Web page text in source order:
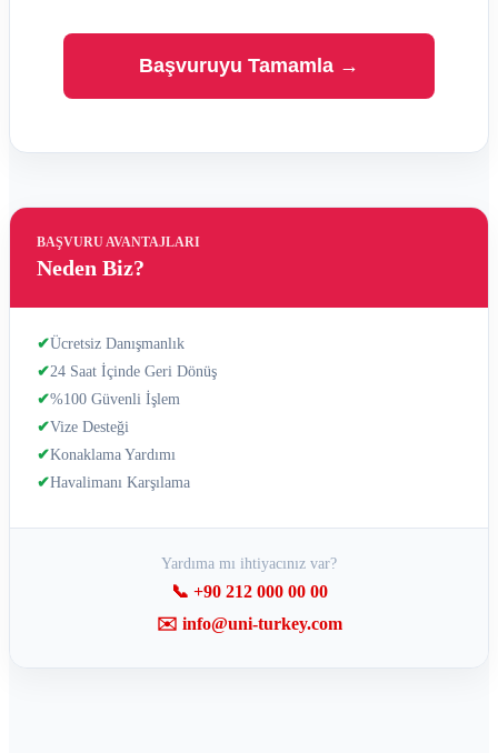
BAŞVURU AVANTAJLARI
Neden Biz?
✔Ücretsiz Danışmanlık
✔24 Saat İçinde Geri Dönüş
✔%100 Güvenli İşlem
✔Vize Desteği
✔Konaklama Yardımı
✔Havalimanı Karşılama
Yardıma mı ihtiyacınız var?
📞 +90 212 000 00 00
✉️ info@uni-turkey.com
Başvuruyu Tamamla →